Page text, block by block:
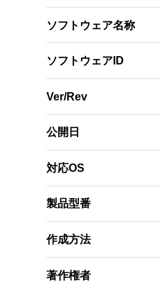
ソフトウェア名称
ソフトウェアID
Ver/Rev
公開日
対応OS
製品型番
作成方法
著作権者